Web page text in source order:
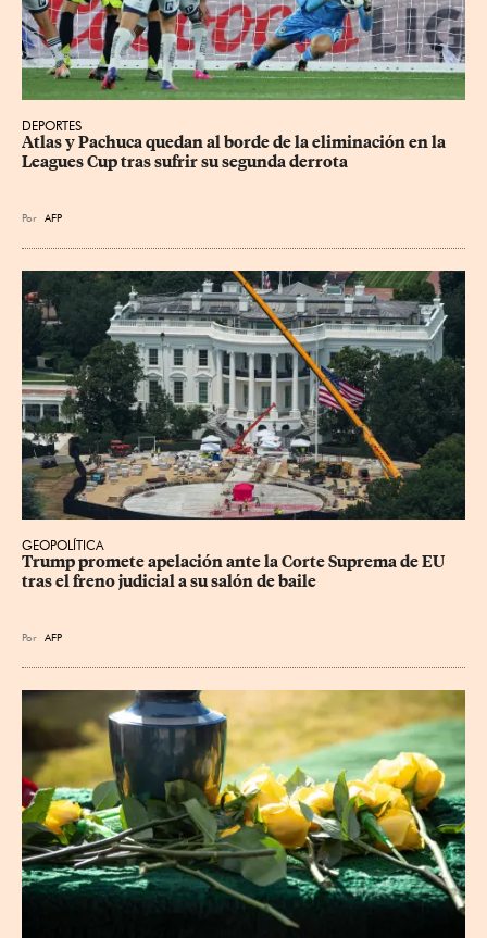
DEPORTES
Atlas y Pachuca quedan al borde de la eliminación en la
Leagues Cup tras sufrir su segunda derrota
Por AFP
GEOPOLÍTICA
Trump promete apelación ante la Corte Suprema de EU
tras el freno judicial a su salón de baile
Por AFP